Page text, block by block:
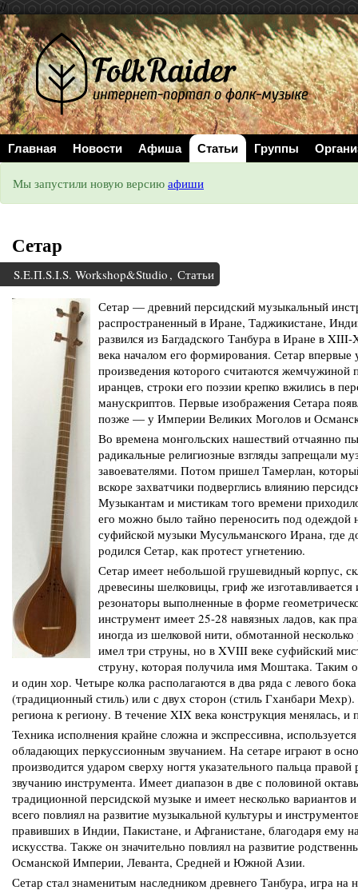
//
Главная Новости Афиша Статьи Группы
Мы запустили новую версию афиши
Сетар
S.E.П.S.I.S. Workshop&Studio , Статьи
Сетар — древний персидский музыкальный
распространенный в Иране, Таджикистане,
развился из Багдадского Танбура в Иране в
века началом его формирования. Сетар
произведения которого считаются
иранцев, строки его поэзии крепко вжились в
манускриптов. Первые изображения Сетара
позже — у Империи Великих Моголов и
Во времена монгольских нашествий отчаянно
радикальные религиозные взгляды запрещали
завоевателями. Потом пришел Тамерлан,
вскоре захватчики подверглись влиянию
Музыкантам и мистикам того времени
его можно было тайно переносить под одеждой
суфийской музыки Мусульманского Ирана, где
родился Сетар, как протест угнетению.
Сетар имеет небольшой грушевидный корпус,
древесины шелковицы, гриф же изготавливается
резонаторы выполненные в форме
инструмент имеет 25-28 навязных ладов, как
иногда из шелковой нити, обмотанной
имел три струны, но в XVIII веке суфийский
струну, которая получила имя Моштака. Таким
и один хор. Четыре колка располагаются в два ряда с левого
(традиционный стиль) или с двух сторон (стиль Гханбари
региона к региону. В течение XIX века конструкция менялась,
Техника исполнения крайне сложна и экспрессивна,
обладающих перкуссионным звучанием. На сетаре играют в
производится ударом сверху ногтя указательного пальца
звучанию инструмента. Имеет диапазон в две с половиной
традиционной персидской музыке и имеет несколько
всего повлиял на развитие музыкальной культуры и
правивших в Индии, Пакистане, и Афганистане, благодаря ему
искусства. Также он значительно повлиял на развитие
Османской Империи, Леванта, Средней и Южной Азии.
Сетар стал знаменитым наследником древнего Танбура, игра